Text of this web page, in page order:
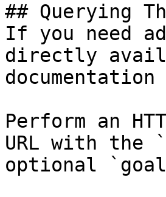
## Querying
If you need
directly
Perform an
URL with the
optional